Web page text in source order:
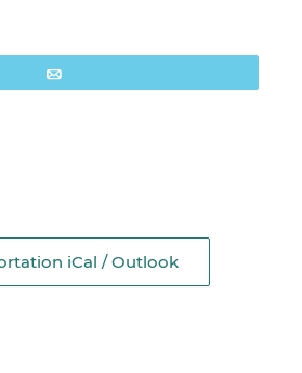
iCal / Outlook